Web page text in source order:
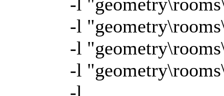
-l
-l
-l